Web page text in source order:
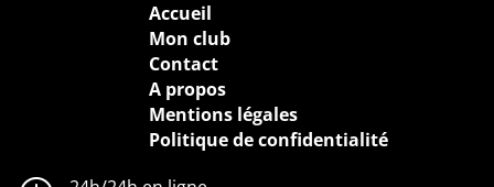
Accueil
Mon club
Contact
A propos
Mentions légales
Politique de confidentialité